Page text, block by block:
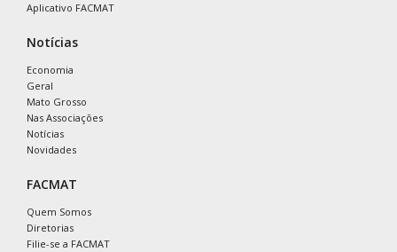
Aplicativo FACMAT
Notícias
Economia
Geral
Mato Grosso
Nas Associações
Notícias
Novidades
FACMAT
Quem Somos
Diretorias
Filie-se a FACMAT